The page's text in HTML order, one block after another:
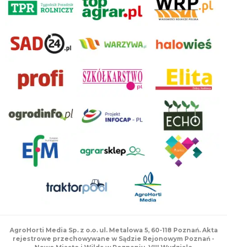
AgroHorti Media Sp. z o.o. ul. Metalowa 5, 60-118 Poznań. Akta
rejestrowe przechowywane w Sądzie Rejonowym Poznań -